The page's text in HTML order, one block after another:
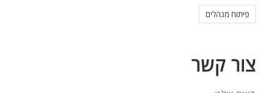
פיתוח מנהלים
צור קשר